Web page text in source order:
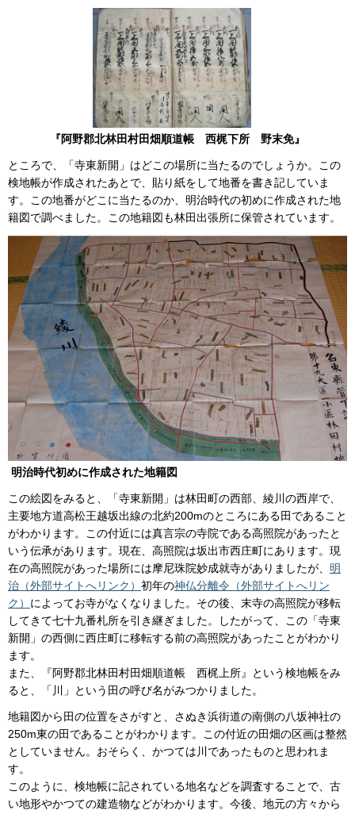
『阿野郡北林田村田畑順道帳 西梶下所 野末免』
ところで、「寺東新開」はどこの場所に当たるのでしょうか。この
検地帳が作成されたあとで、貼り紙をして地番を書き記していま
す。この地番がどこに当たるのか、明治時代の初めに作成された地
籍図で調べました。この地籍図も林田出張所に保管されています。
明治時代初めに作成された地籍図
この絵図をみると、「寺東新開」は林田町の西部、綾川の西岸で、
主要地方道高松王越坂出線の北約200mのところにある田であること
がわかります。この付近には真言宗の寺院である高照院があったと
いう伝承があります。現在、高照院は坂出市西庄町にあります。現
在の高照院があった場所には摩尼珠院妙成就寺がありましたが、 明
治（外部サイトへリンク） 初年の神仏分離令（外部サイトへリン
ク） によってお寺がなくなりました。その後、末寺の高照院が移転
してきて七十九番札所を引き継ぎました。したがって、この「寺東
新開」の西側に西庄町に移転する前の高照院があったことがわかり
ます。
また、『阿野郡北林田村田畑順道帳 西梶上所』という検地帳をみ
ると、「川」という田の呼び名がみつかりました。
地籍図から田の位置をさがすと、さぬき浜街道の南側の八坂神社の
250m東の田であることがわかります。この付近の田畑の区画は整然
としていません。おそらく、かつては川であったものと思われま
す。
このように、検地帳に記されている地名などを調査することで、古
い地形やかつての建造物などがわかります。今後、地元の方々から